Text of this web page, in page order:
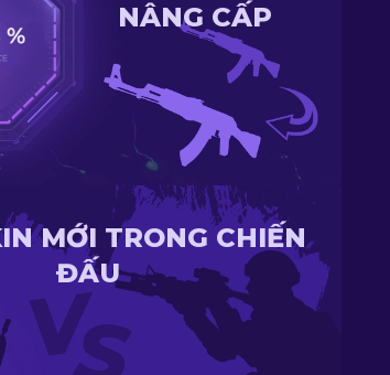
NÂNG CẤP
MỚI TRONG CHIẾN
ĐẤU